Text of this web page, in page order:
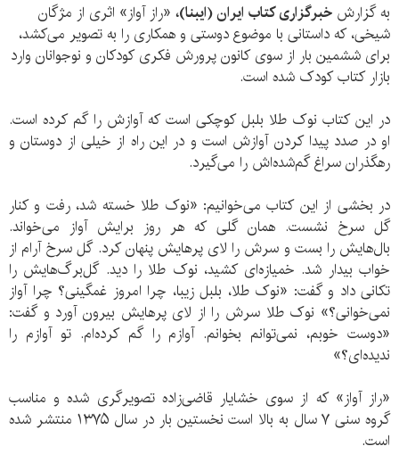
به گزارش خبرگزاری کتاب ایران (ایبنا)، «راز آواز» اثری از مژگان
شیخی، که داستانی با موضوع دوستی و همکاری را به تصویر می‌کشد،
برای ششمین بار از سوی کانون پرورش فکری کودکان و نوجوانان وارد
بازار کتاب کودک شده است.
در این کتاب نوک طلا بلبل کوچکی است که آوازش را گم کرده است.
او در صدد پیدا کردن آوازش است و در این راه از خیلی از دوستان و
رهگذران سراغ گم‌شده‌اش را می‌گیرد.
در بخشی از این کتاب می‌خوانیم: «نوک طلا خسته شد، رفت و کنار
گل سرخ نشست. همان گلی که هر روز برایش آواز می‌خواند.
بال‌هایش را بست و سرش را لای پرهایش پنهان کرد. گل سرخ آرام از
خواب بیدار شد. خمیازه‌ای کشید، نوک طلا را دید. گل‌برگ‌هایش را
تکانی داد و گفت: «نوک طلا، بلبل زیبا، چرا امروز غمگینی؟ چرا آواز
نمی‌خوانی؟» نوک طلا سرش را از لای پرهایش بیرون آورد و گفت:
«دوست خوبم، نمی‌توانم بخوانم. آوازم را گم کرده‌ام. تو آوازم را
ندیده‌ای؟»
«راز آواز» که از سوی خشایار قاضی‌زاده تصویرگری شده و مناسب
گروه سنی ۷ سال به بالا است نخستین بار در سال ۱۳۷۵ منتشر شده
است.